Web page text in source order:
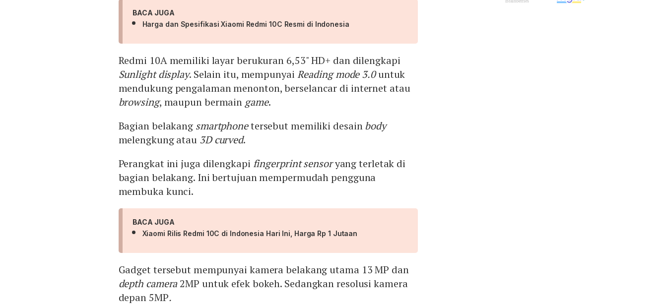
BACA JUGA
Harga dan Spesifikasi Xiaomi Redmi 10C Resmi di Indonesia
Redmi 10A memiliki layar berukuran 6,53" HD+ dan dilengkapi
Sunlight display. Selain itu, mempunyai Reading mode 3.0untuk
mendukung pengalaman menonton, berselancar di internet atau
browsing, maupun bermain game.
Bagian belakang smartphonetersebut memiliki desainbody
melengkung atau 3D curved.
Perangkat ini juga dilengkapi fingerprint sensoryang terletak di
bagian belakang. Ini bertujuan mempermudah pengguna
membuka kunci.
BACA JUGA
Xiaomi Rilis Redmi 10C di Indonesia Hari Ini, Harga Rp 1 Jutaan
Gadget tersebut mempunyai kamera belakang utama 13 MP dan
depth camera2MP untuk efek bokeh. Sedangkan resolusi kamera
depan 5MP.